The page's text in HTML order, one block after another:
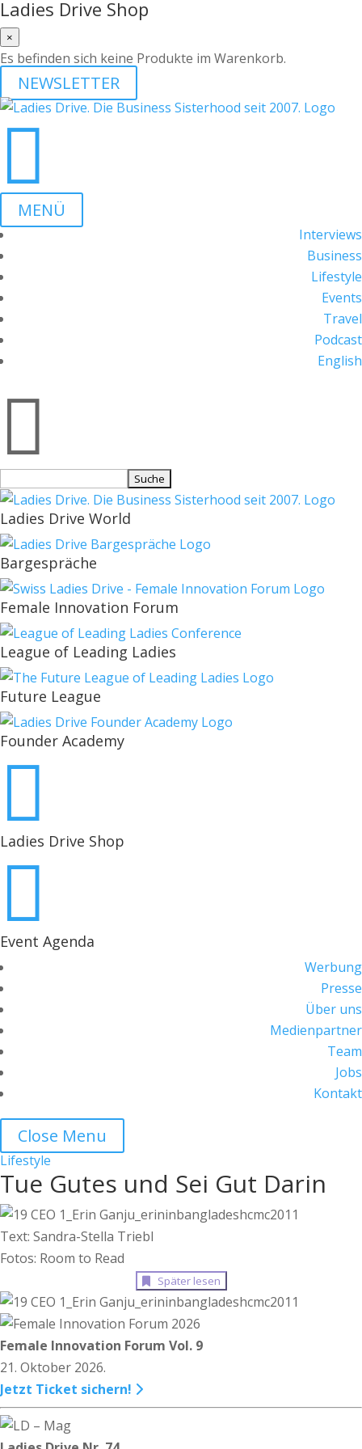
Ladies Drive Shop
×
Es befinden sich keine Produkte im Warenkorb.
NEWSLETTER

MENÜ
Interviews
Business
Lifestyle
Events
Travel
Podcast
English

nach:
Ladies Drive World
Bargespräche
Female Innovation Forum
League of Leading Ladies
Future League
Founder Academy

Ladies Drive Shop

Event Agenda
Werbung
Presse
Über uns
Medienpartner
Team
Jobs
Kontakt
Close Menu
Lifestyle
Tue Gutes und Sei Gut Darin
Text: Sandra-Stella Triebl
Fotos: Room to Read
Später lesen
Female Innovation Forum Vol. 9
21. Oktober 2026.
Jetzt Ticket sichern!